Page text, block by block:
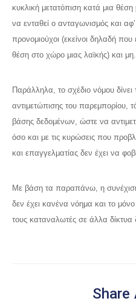
κυκλική μετατόπιση κατά μια
να ενταθεί ο ανταγωνισμός και
προνομιούχοι (εκείνοι δηλαδή
θέση στο χώρο μιας λαϊκής) και μη.
Παράλληλα, το σχέδιο νόμου
αντιμετώπισης του παρεμπορίου,
βάσης δεδομένων, ώστε να
όσο και με τις κυρώσεις που
και επαγγελματίας δεν έχει να
Με βάση τα παραπάνω, η συνέχιση
δεν έχει κανένα νόημα και το μόνο
τους καταναλωτές σε άλλα δίκτυα